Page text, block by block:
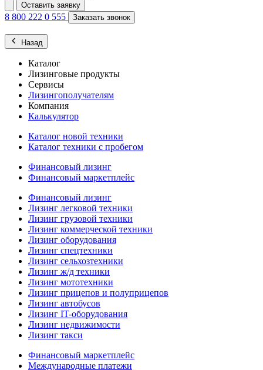
Оставить заявку
8 800 222 0 555 Заказать звонок
Назад
Каталог
Лизинговые продукты
Сервисы
Лизингополучателям
Компания
Калькулятор
Каталог новой техники
Каталог техники с пробегом
Финансовый лизинг
Финансовый маркетплейс
Финансовый лизинг
Лизинг легковой техники
Лизинг грузовой техники
Лизинг коммерческой техники
Лизинг оборудования
Лизинг спецтехники
Лизинг сельхозтехники
Лизинг ж/д техники
Лизинг мототехники
Лизинг прицепов и полуприцепов
Лизинг автобусов
Лизинг IT-оборудования
Лизинг недвижимости
Лизинг такси
Финансовый маркетплейс
Международные платежи